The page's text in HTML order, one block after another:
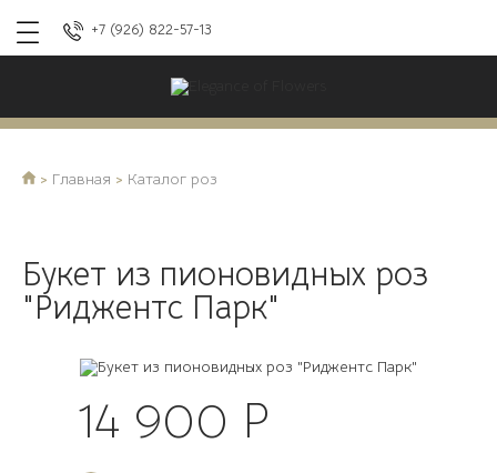
+7 (926) 822-57-13
Главная Каталог роз
Букет из пионовидных роз
"Риджентс Парк"
14 900 Р